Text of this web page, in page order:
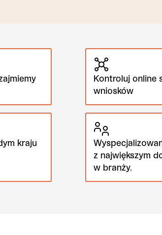
Kontroluj online
wniosków
kraju
z największym
w branży.